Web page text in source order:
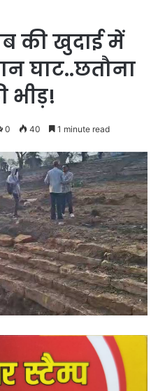
की खुदाई में
घाट..छतौना
भीड़!
0 40 1 minute read